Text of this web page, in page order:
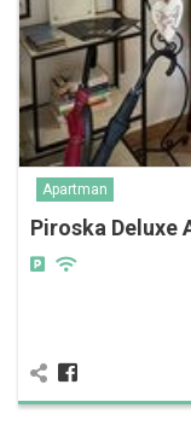
Apartman
Piroska Deluxe